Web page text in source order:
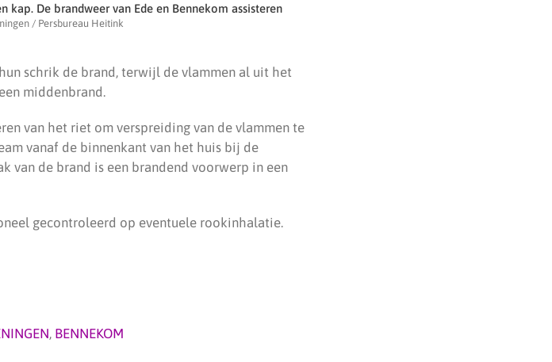
De brandweer van Ede en Bennekom assisteren
/ Persbureau Heitink
schrik de brand, terwijl de vlammen al uit het
middenbrand.
van het riet om verspreiding van de vlammen te
vanaf de binnenkant van het huis bij de
van de brand is een brandend voorwerp in een
gecontroleerd op eventuele rookinhalatie.
, BENNEKOM